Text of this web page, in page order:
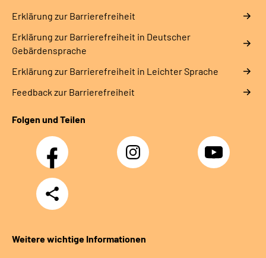
Erklärung zur Barrierefreiheit
Erklärung zur Barrierefreiheit in Deutscher
Gebärdensprache
Erklärung zur Barrierefreiheit in Leichter Sprache
Feedback zur Barrierefreiheit
Folgen und Teilen
Facebook Instagram YouTube
Teilen
Weitere wichtige Informationen